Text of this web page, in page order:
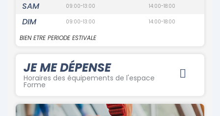
SAM 09:00-13:00 14:00-18:00
DIM 09:00-13:00 14:00-18:00
BIEN ETRE PERIODE ESTIVALE
JE ME DÉPENSE
Horaires des équipements de l'espace
Forme